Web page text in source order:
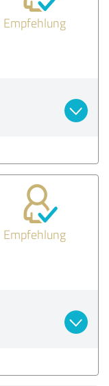
Empfehlung
Empfehlung